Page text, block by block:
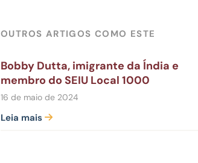
OUTROS ARTIGOS COMO ESTE
Bobby Dutta, imigrante da Índia e
membro do SEIU Local 1000
16 de maio de 2024
Leia mais